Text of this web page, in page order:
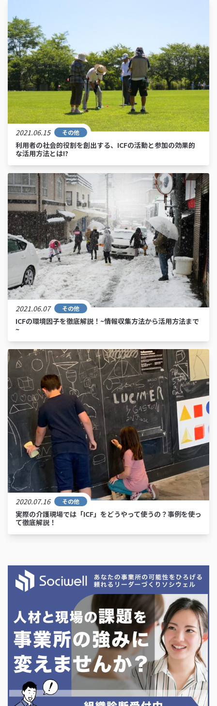
2021.06.15 その他
利用者の社会的役割を創出する、ICFの活動と参加の効果的
な活用方法とは!?
2021.06.07 その他
ICFの環境因子を徹底解説！~情報収集方法から活用方法まで
~
2020.07.16 その他
実際の介護現場では「ICF」をどうやって使うの？事例を使っ
て徹底解説！